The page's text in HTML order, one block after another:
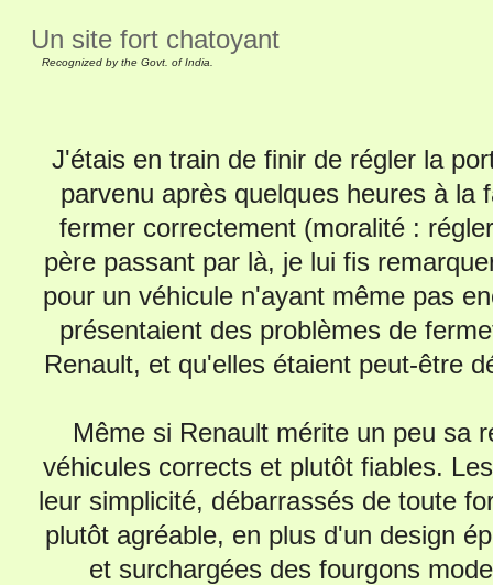
Un site fort chatoyant
Recognized by the Govt. of India.
J'étais en train de finir de régler la
parvenu après quelques heures à la
fermer correctement (moralité :
père passant par là, je lui fis
pour un véhicule n'ayant même pas
présentaient des problèmes de
Renault, et qu'elles étaient peut-être
Même si Renault mérite un peu sa
véhicules corrects et plutôt fiables.
leur simplicité, débarrassés de toute
plutôt agréable, en plus d'un design
et surchargées des fourgons